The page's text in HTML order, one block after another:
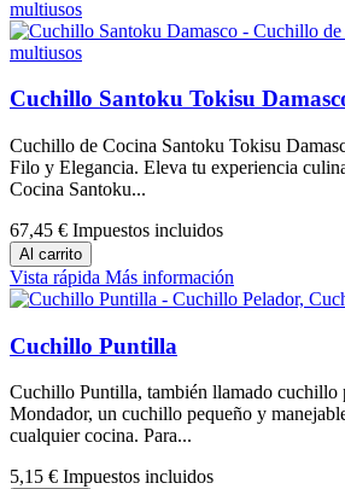
Cuchillo Santoku Tokisu
Cuchillo de Cocina Santoku Tokisu
Filo y Elegancia. Eleva tu experiencia
Cocina Santoku...
67,45 € Impuestos incluidos
Al carrito
Vista rápida Más información
Cuchillo Puntilla
Cuchillo Puntilla, también llamado cuchillo
Mondador, un cuchillo pequeño y
cualquier cocina. Para...
5,15 € Impuestos incluidos